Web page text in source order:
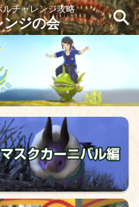
チャレンジ攻略
ンジの会